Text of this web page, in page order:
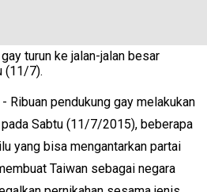
turun ke jalan-jalan besar
(11/7).
- Ribuan pendukung gay melakukan
pada Sabtu (11/7/2015), beberapa
yang bisa mengantarkan partai
Taiwan sebagai negara